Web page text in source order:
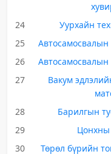
24 Уурхайн
25
Автосамосвалын
26
Автосамосвалын
27
Вакум
28 Барилгын
29
Цонхны
30
Төрөл бүрийн